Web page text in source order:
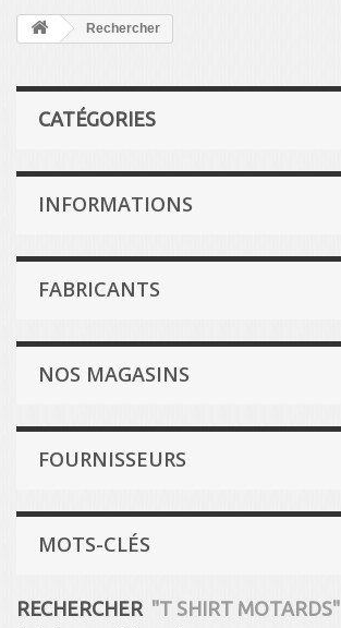
Rechercher
CATÉGORIES
INFORMATIONS
FABRICANTS
NOS MAGASINS
FOURNISSEURS
MOTS-CLÉS
RECHERCHER "T SHIRT MOTARDS"